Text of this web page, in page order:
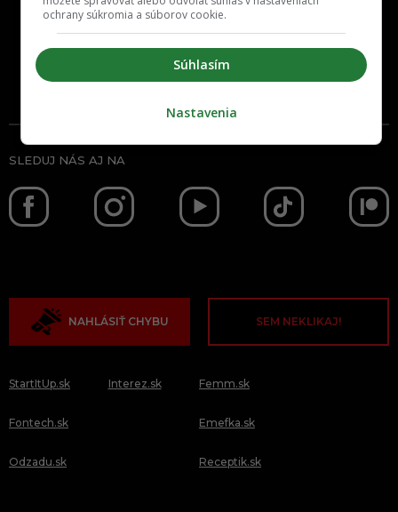
Inzercia Cenník
SLEDUJ NÁS AJ NA
NAHLÁSIŤ CHYBU SEM NEKLIKAJ!
StartItUp.sk
Fontech.sk
Odzadu.sk
Interez.sk Femm.sk
Emefka.sk
Receptik.sk
ochrany súkromia a súborov cookie.
Súhlasím
Nastavenia